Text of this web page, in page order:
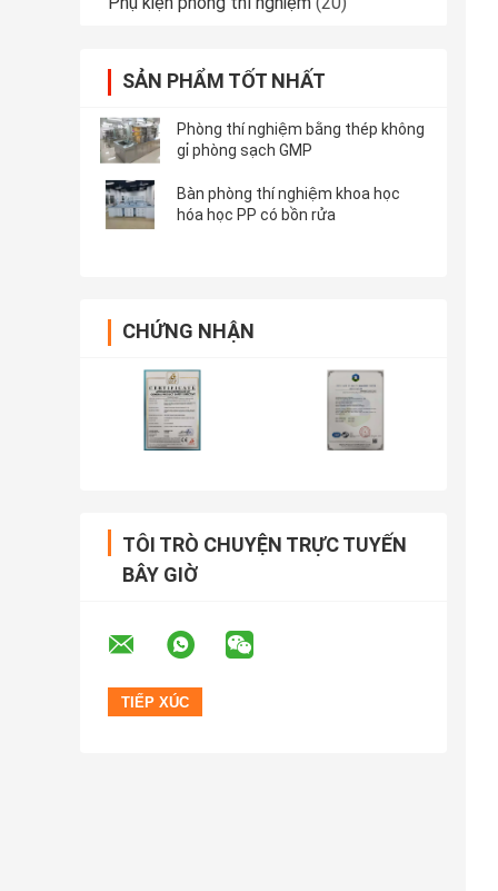
SẢN PHẨM TỐT NHẤT
Phòng thí nghiệm bằng thép không
gỉ phòng sạch GMP
Bàn phòng thí nghiệm khoa học
hóa học PP có bồn rửa
CHỨNG NHẬN
TÔI TRÒ CHUYỆN TRỰC TUYẾN
BÂY GIỜ